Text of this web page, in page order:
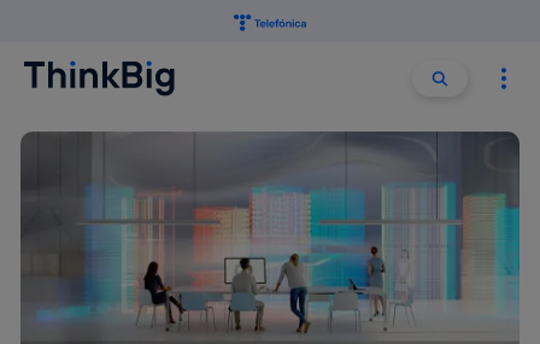
Buscar